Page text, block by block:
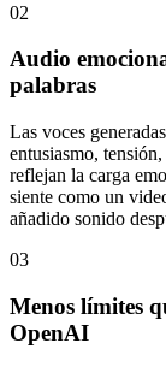
02
Audio
palabras
Las voces
entusiasmo,
reflejan la carga
siente como un
añadido sonido
03
Menos límites
OpenAI